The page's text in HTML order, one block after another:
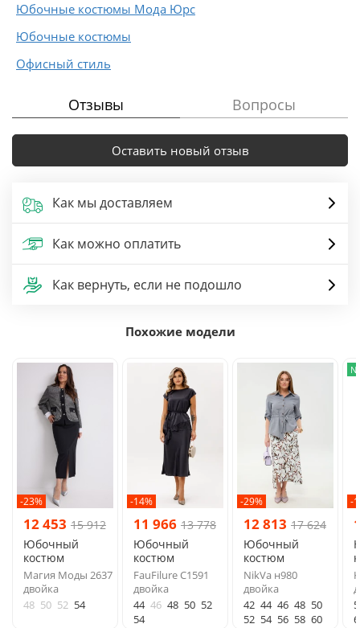
Юбочные костюмы Мода Юрс
Юбочные костюмы
Офисный стиль
Отзывы Вопросы
Оставить новый отзыв
Как мы доставляем
Как можно оплатить
Как вернуть, если не подошло
Похожие модели
-23%
12 453 15 912
Юбочный
костюм
Магия Моды 2637
двойка
48 50 52 54
-14%
11 966 13 778
Юбочный
костюм
FauFilure С1591
двойка
44 46 48 50 52
54
-29%
12 813 17 624
Юбочный
костюм
NikVa н980
двойка
42 44 46 48 50
52 54 56 58 60
-